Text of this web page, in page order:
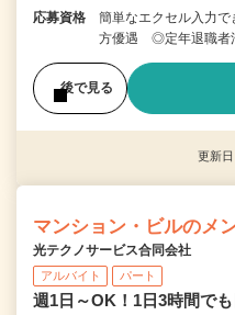
応募資格
簡単なエクセル入力
方優遇 ◎定年退職者
後で見る
更新
マンション・ビルのメ
光テクノサービス合同会社
アルバイト パート
週1日～OK！1日3時間で